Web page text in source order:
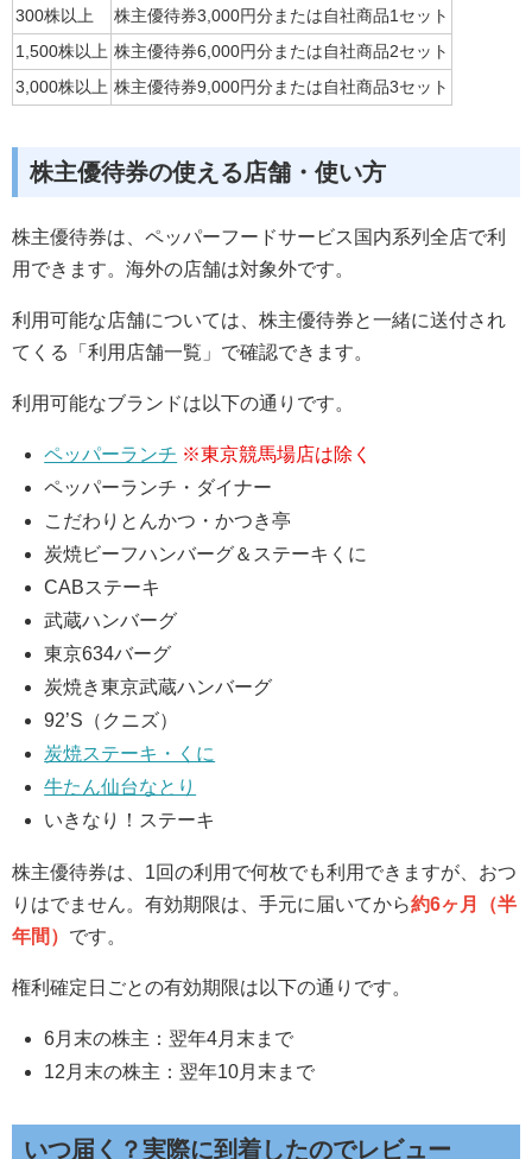
300株以上
株主優待券3,000円分または自社商品1セット
1,500株以上 株主優待券6,000円分または自社商品2セット
3,000株以上 株主優待券9,000円分または自社商品3セット
株主優待券の使える店舗・使い方
株主優待券は、ペッパーフードサービス国内系列全店で利
用できます。海外の店舗は対象外です。
利用可能な店舗については、株主優待券と一緒に送付され
てくる「利用店舗一覧」で確認できます。
利用可能なブランドは以下の通りです。
ペッパーランチ ※東京競馬場店は除く
ペッパーランチ・ダイナー
こだわりとんかつ・かつき亭
炭焼ビーフハンバーグ＆ステーキくに
CABステーキ
武蔵ハンバーグ
東京634バーグ
炭焼き東京武蔵ハンバーグ
92’S（クニズ）
炭焼ステーキ・くに
牛たん仙台なとり
いきなり！ステーキ
株主優待券は、1回の利用で何枚でも利用できますが、おつ
りはでません。有効期限は、手元に届いてから約6ヶ月（半
年間） です。
権利確定日ごとの有効期限は以下の通りです。
6月末の株主：翌年4月末まで
12月末の株主：翌年10月末まで
いつ届く？実際に到着したのでレビュー